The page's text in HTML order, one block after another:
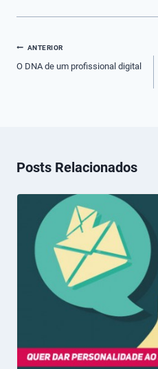
Navegação
de
ANTERIOR
O DNA de um profissional digital
Posts Relacionados